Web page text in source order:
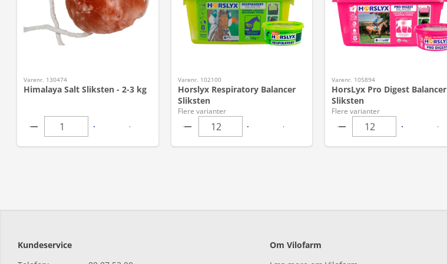
Varenr. 130474
Himalaya Salt Sliksten - 2-3 kg
Varenr. 102100
Horslyx Respiratory Balancer
Sliksten
Flere varianter
Varenr. 105894
HorsLyx Pro Digest Balancer
Sliksten
Flere varianter
Kundeservice
Om Vilofarm